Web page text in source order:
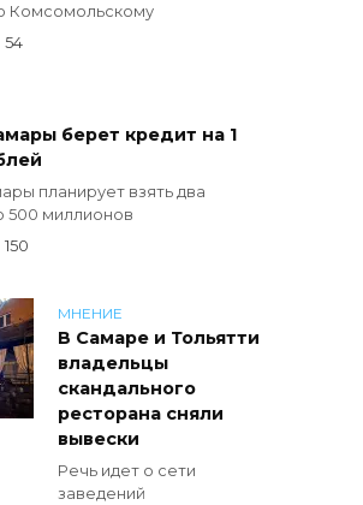
Комсомольскому
54
берет кредит на 1
планирует взять два
500 миллионов
150
МНЕНИЕ
В Самаре и Тольятти
владельцы
скандального
ресторана сняли
вывески
Речь идет о сети
заведений